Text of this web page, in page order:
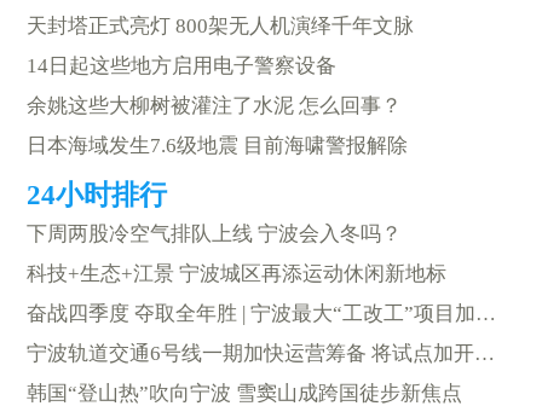
天封塔正式亮灯 800架无人机演绎千年文脉
14日起这些地方启用电子警察设备
余姚这些大柳树被灌注了水泥 怎么回事？
日本海域发生7.6级地震 目前海啸警报解除
下周两股冷空气排队上线 宁波会入冬吗？
科技+生态+江景 宁波城区再添运动休闲新地标
奋战四季度 夺取全年胜 | 宁波最大“工改工”项目加快建设
宁波轨道交通6号线一期加快运营筹备 将试点加开直快列车
韩国“登山热”吹向宁波 雪窦山成跨国徒步新焦点